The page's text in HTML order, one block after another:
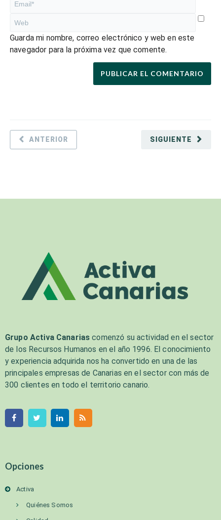
Guarda mi nombre, correo electrónico y web en este
navegador para la próxima vez que comente.
SIGUIENTE
ANTERIOR
Grupo Activa Canarias comenzó su actividad en el sector
de los Recursos Humanos en el año 1996. El conocimiento
y experiencia adquirida nos ha convertido en una de las
principales empresas de Canarias en el sector con más de
300 clientes en todo el territorio canario.
Opciones
Activa
Quiénes Somos